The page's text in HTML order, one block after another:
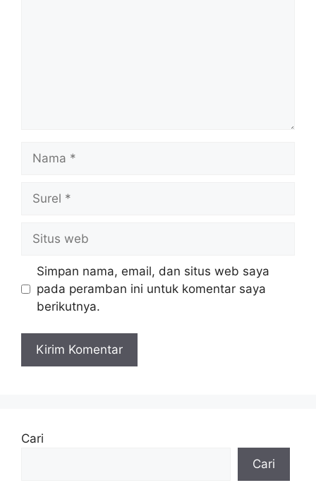
web
Simpan nama, email, dan situs web saya
pada peramban ini untuk komentar saya
berikutnya.
Cari
Cari